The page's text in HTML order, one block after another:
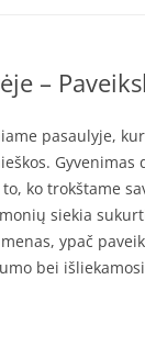
–
pasaulyje,
Gyvenimas
ko trokštame
siekia
ypač
bei